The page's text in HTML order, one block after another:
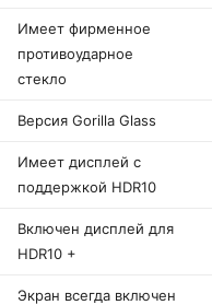
Имеет фирменное
противоударное
стекло
Версия Gorilla Glass
Имеет дисплей с
поддержкой HDR10
Включен дисплей для
HDR10 +
Экран всегда включен